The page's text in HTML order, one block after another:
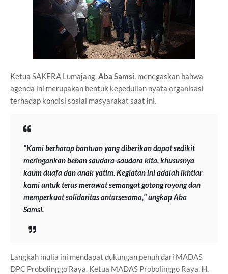
Ketua SAKERA Lumajang,Aba Samsi, menegaskan bahwa
agenda ini merupakan bentuk kepedulian nyata organisasi
terhadap kondisi sosial masyarakat saat ini.
"Kami berharap bantuan yang diberikan dapat sedikit
meringankan beban saudara-saudara kita, khususnya
kaum duafa dan anak yatim. Kegiatan ini adalah ikhtiar
kami untuk terus merawat semangat gotong royong dan
memperkuat solidaritas antarsesama," ungkap Aba
Samsi.
Langkah mulia ini mendapat dukungan penuh dari MADAS
DPC Probolinggo Raya. Ketua MADAS Probolinggo Raya, H.